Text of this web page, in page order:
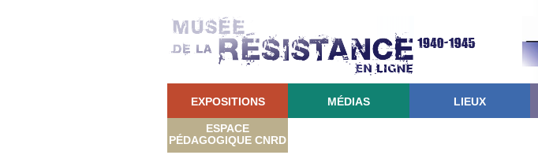
EXPOSITIONS MÉDIAS LIEUX
ESPACE
PÉDAGOGIQUE CNRD